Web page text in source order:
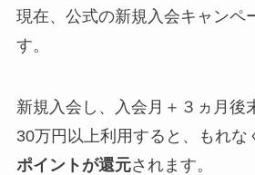
現在、公式の新規入会キャンペ
す。
新規入会し、入会月＋３ヵ月後
30万円以上利用すると、もれな
ポイント が還元されます。